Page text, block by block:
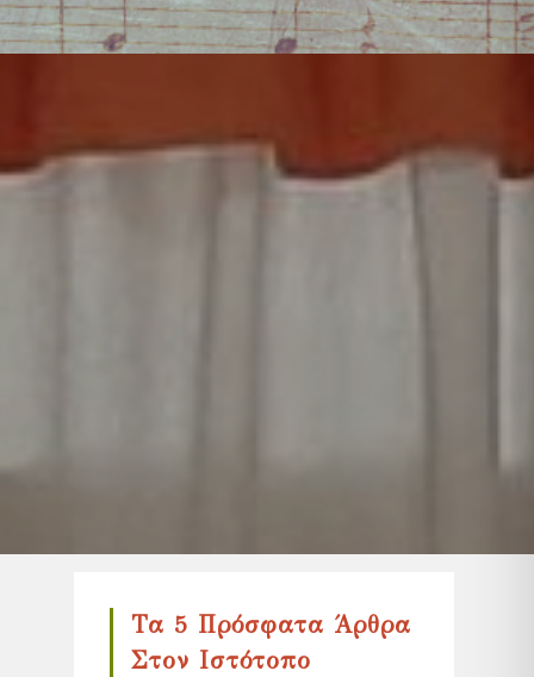
Τα 5 Πρόσφατα Άρθρα
Στον Ιστότοπο